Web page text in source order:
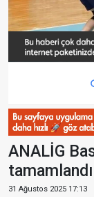
ANALİG
tamamlandı
31 Ağustos 2025 17:13